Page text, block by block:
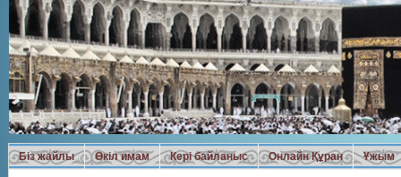
Біз жайлы Өкіл имам Кері байланыс Онлайн Құран Ұжым